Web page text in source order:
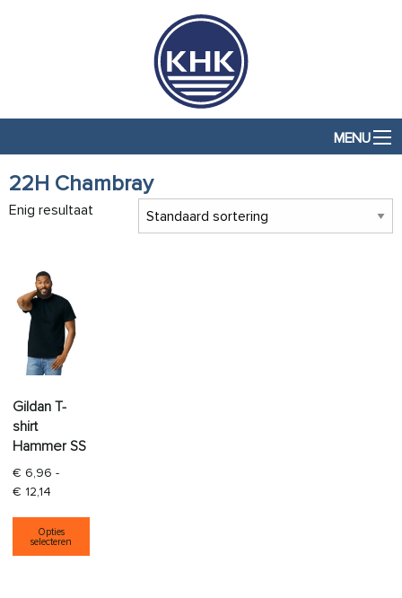
MENU
22H Chambray
Enig resultaat
Gildan T-
shirt
Hammer SS
€ 6,96 -
€ 12,14
Opties
selecteren
Dit product heeft meerdere variaties. Deze optie